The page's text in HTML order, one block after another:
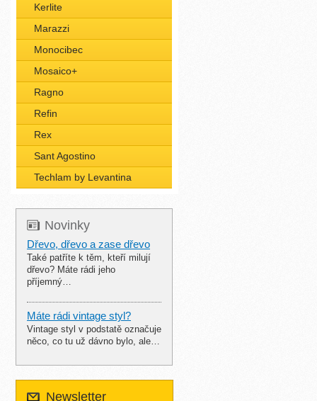
Kerlite
Marazzi
Monocibec
Mosaico+
Ragno
Refin
Rex
Sant Agostino
Techlam by Levantina
Novinky
Dřevo, dřevo a zase dřevo
Také patříte k těm, kteří milují
dřevo? Máte rádi jeho
příjemný…
Máte rádi vintage styl?
Vintage styl v podstatě označuje
něco, co tu už dávno bylo, ale…
Newsletter